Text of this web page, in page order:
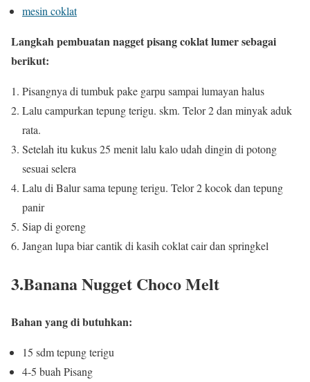
mesin coklat
Langkah pembuatan nagget pisang coklat lumer sebagai
berikut:
Pisangnya di tumbuk pake garpu sampai lumayan halus
Lalu campurkan tepung terigu. skm. Telor 2 dan minyak aduk
rata.
Setelah itu kukus 25 menit lalu kalo udah dingin di potong
sesuai selera
Lalu di Balur sama tepung terigu. Telor 2 kocok dan tepung
panir
Siap di goreng
Jangan lupa biar cantik di kasih coklat cair dan springkel
3.Banana Nugget Choco Melt
Bahan yang di butuhkan:
15 sdm tepung terigu
4-5 buah Pisang